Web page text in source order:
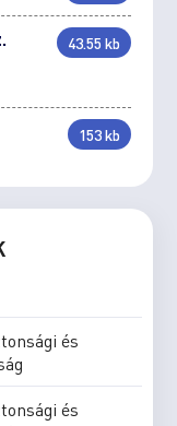
43.55 kb
153 kb
és
és